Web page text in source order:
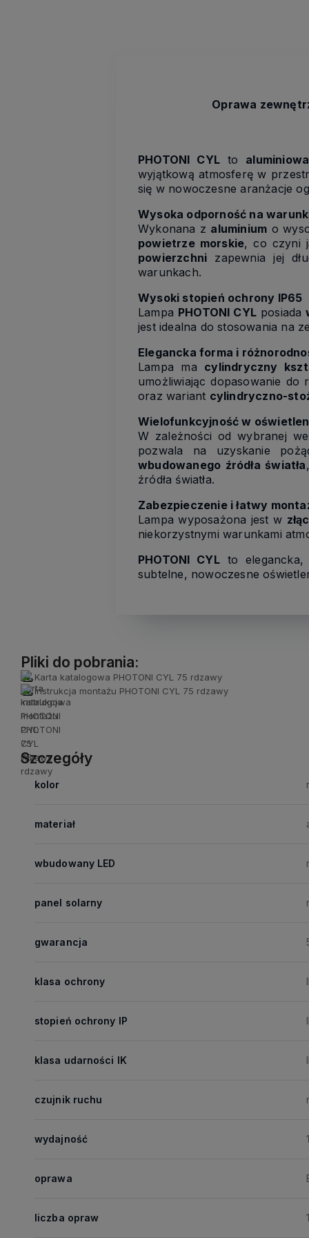
Oprawa
PHOTONI CYLto
wyjątkową atmosferę w
się w nowoczesne aranżacje
Wysoka odporność na
Wykonana z aluminium o
powietrze morskie, co czyni
powierzchni zapewnia jej
warunkach.
Wysoki stopień ochrony IP65
Lampa PHOTONI CYLposiada
jest idealna do stosowania na
Elegancka forma i
Lampa ma cylindryczny
umożliwiając dopasowanie
oraz wariant cylindryczno-
Wielofunkcyjność w
W zależności od wybranej
pozwala na uzyskanie
wbudowanego źródła światła
źródła światła.
Zabezpieczenie i łatwy
Lampa wyposażona jest w
niekorzystnymi warunkami
PHOTONI CYLto elegancka,
subtelne, nowoczesne
Pliki do pobrania:
Karta katalogowa PHOTONI CYL 75 rdzawy
Instrukcja montażu PHOTONI CYL 75 rdzawy
Szczegóły
kolor
materiał
wbudowany LED
panel solarny
gwarancja
klasa ochrony II
stopień ochrony IP
klasa udarności IK
czujnik ruchu
wydajność
oprawa
liczba opraw 1